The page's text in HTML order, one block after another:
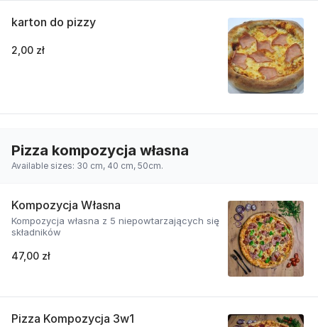
karton do pizzy
2,00 zł
Pizza kompozycja własna
Available sizes: 30 cm, 40 cm, 50cm.
Kompozycja Własna
Kompozycja własna z 5 niepowtarzających się
składników
47,00 zł
Pizza Kompozycja 3w1